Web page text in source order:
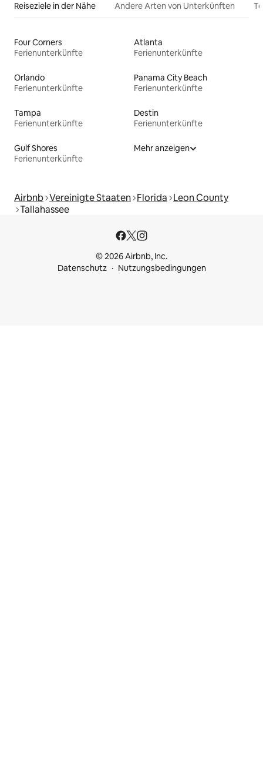
Reiseziele in der Nähe Andere Arten von Unterkünften
Four Corners
Ferienunterkünfte
Atlanta
Ferienunterkünfte
Orlando
Ferienunterkünfte
Panama City Beach
Ferienunterkünfte
Tampa
Ferienunterkünfte
Destin
Ferienunterkünfte
Gulf Shores
Ferienunterkünfte
Mehr anzeigen
Airbnb Vereinigte Staaten Florida Leon County
Tallahassee
© 2026 Airbnb, Inc.
Datenschutz
Nutzungsbedingungen